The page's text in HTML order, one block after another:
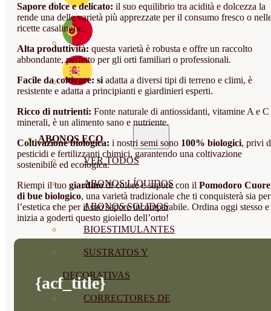
ABONOS ECO
VER TODOS
ABONOS LÍQUIDOS
ABONOS SOLIDOS
BIOESTIMULANTES
SUSTRATOS Y
DECORATIVAS
CORRECTORES DE
Sapore dolce e delicato: il suo equilibrio tra acidità e dolcezza la
rende una delle varietà più apprezzate per il consumo fresco o
ricette casalinghe.
Alta produttività: questa varietà è robusta e offre un raccolto
abbondante, perfetto per gli orti familiari o professionali.
Facile da coltivare: si adatta a diversi tipi di terreno e climi, è
resistente e adatta a principianti e giardinieri esperti.
Ricco di nutrienti: Fonte naturale di antiossidanti, vitamine A e C
minerali, è un alimento sano e nutriente.
Coltivazione biologica: i nostri semi sono 100% biologici, privi
pesticidi e fertilizzanti chimici, garantendo una coltivazione
sostenibile ed ecologica.
Riempi il tuo giardinodi colore e sapore con il Pomodoro Cuore
di bue biologico, una varietà tradizionale che ti conquisterà sia per
l’estetica che per il suo sapore incomparabile. Ordina oggi stesso e
inizia a goderti questo gioiello dell’orto!
{acf_title}